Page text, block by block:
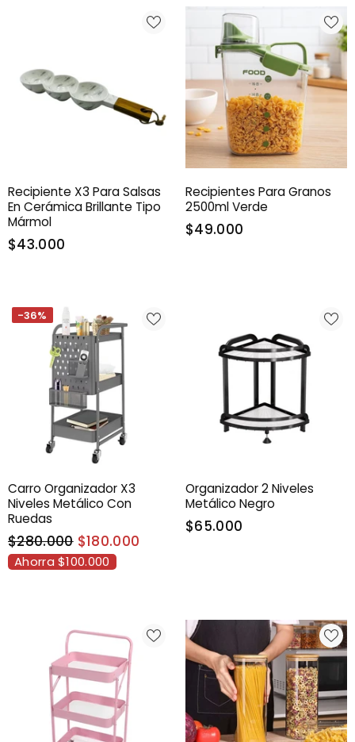
Recipiente X3 Para Salsas
En Cerámica Brillante Tipo
Mármol
$43.000
Recipientes Para Granos
2500ml Verde
$49.000
-36%
Carro Organizador X3
Niveles Metálico Con
Ruedas
$280.000 $180.000
Ahorra $100.000
Organizador 2 Niveles
Metálico Negro
$65.000